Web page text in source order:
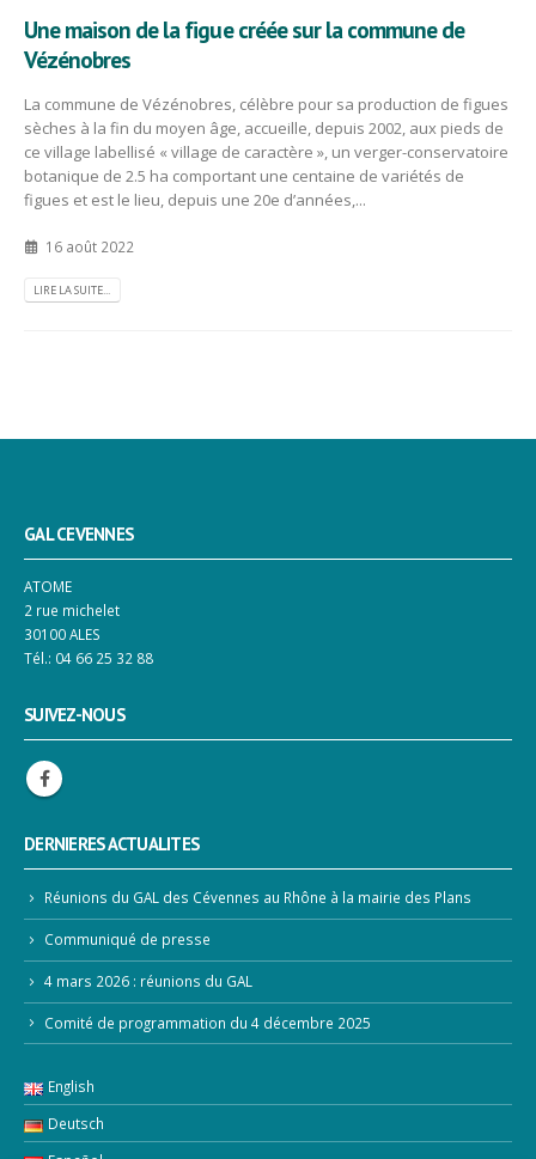
Une maison de la figue créée sur la commune de
Vézénobres
La commune de Vézénobres, célèbre pour sa production de figues
sèches à la fin du moyen âge, accueille, depuis 2002, aux pieds de
ce village labellisé « village de caractère », un verger-conservatoire
botanique de 2.5 ha comportant une centaine de variétés de
figues et est le lieu, depuis une 20e d’années,...
16 août 2022
LIRE LA SUITE...
GAL CEVENNES
ATOME
2 rue michelet
30100 ALES
Tél.: 04 66 25 32 88
SUIVEZ-NOUS
DERNIERES ACTUALITES
Réunions du GAL des Cévennes au Rhône à la mairie des Plans
Communiqué de presse
4 mars 2026 : réunions du GAL
Comité de programmation du 4 décembre 2025
English
Deutsch